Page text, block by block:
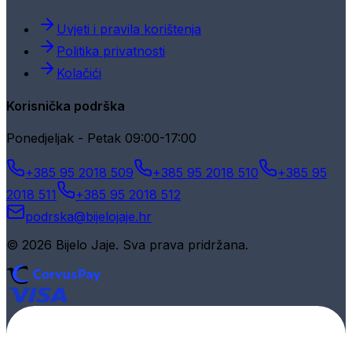
Uvjeti i pravila korištenja
Politika privatnosti
Kolačići
Korisnička podrška
Ponedjeljak - Petak 09:00-17:00
+385 95 2018 509 +385 95 2018 510
+385 95
2018 511
+385 95 2018 512
podrska@bijelojaje.hr
© 2026 Bijelo Jaje. Sva prava pridržana.